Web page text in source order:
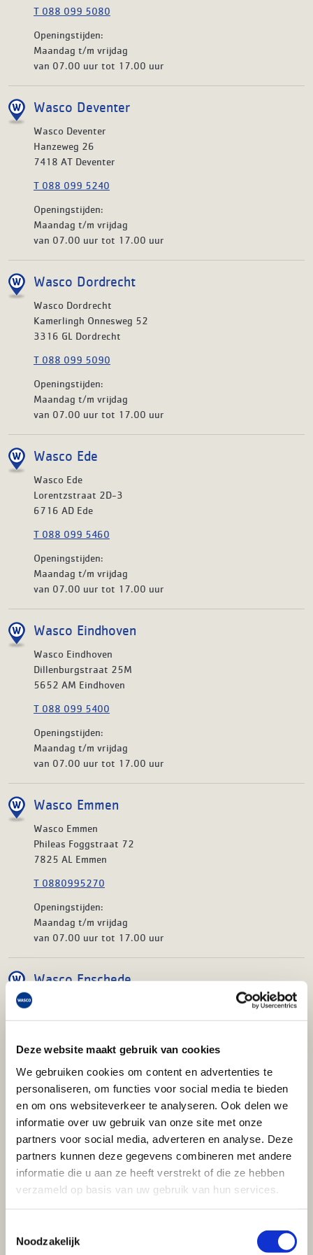
Deze website maakt gebruik van cookies
We gebruiken cookies om content en advertenties te
personaliseren, om functies voor social media te bieden
en om ons websiteverkeer te analyseren. Ook delen we
informatie over uw gebruik van onze site met onze
partners voor social media, adverteren en analyse. Deze
partners kunnen deze gegevens combineren met andere
informatie die u aan ze heeft verstrekt of die ze hebben
verzameld op basis van uw gebruik van hun services.
Noodzakelijk
T 088 099 5080
Openingstijden:
Maandag t/m vrijdag
van 07.00 uur tot 17.00 uur
Wasco Deventer
Wasco Deventer
Hanzeweg 26
7418 AT Deventer
T 088 099 5240
Openingstijden:
Maandag t/m vrijdag
van 07.00 uur tot 17.00 uur
Wasco Dordrecht
Wasco Dordrecht
Kamerlingh Onnesweg 52
3316 GL Dordrecht
T 088 099 5090
Openingstijden:
Maandag t/m vrijdag
van 07.00 uur tot 17.00 uur
Wasco Ede
Wasco Ede
Lorentzstraat 2D-3
6716 AD Ede
T 088 099 5460
Openingstijden:
Maandag t/m vrijdag
van 07.00 uur tot 17.00 uur
Wasco Eindhoven
Wasco Eindhoven
Dillenburgstraat 25M
5652 AM Eindhoven
T 088 099 5400
Openingstijden:
Maandag t/m vrijdag
van 07.00 uur tot 17.00 uur
Wasco Emmen
Wasco Emmen
Phileas Foggstraat 72
7825 AL Emmen
T 0880995270
Openingstijden:
Maandag t/m vrijdag
van 07.00 uur tot 17.00 uur
Wasco Enschede
Josink Esweg 27
T 088 099 5250
Openingstijden:
Maandag t/m vrijdag
van 07.00 tot 17.00 uur
Wasco Geleen
Wasco Geleen
Hofkamp 22
6161 DC Geleen